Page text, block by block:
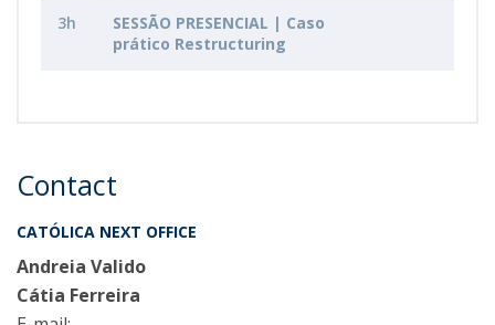
3h
SESSÃO PRESENCIAL | Caso
prático Restructuring
Contact
CATÓLICA NEXT OFFICE
Andreia Valido
Cátia Ferreira